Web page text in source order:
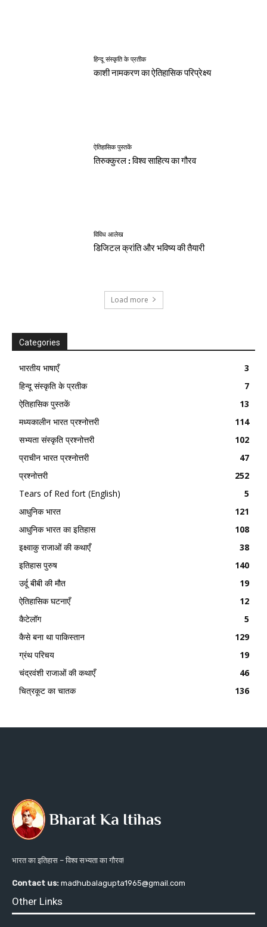
हिन्दू संस्कृति के प्रतीक
काशी नामकरण का ऐतिहासिक परिप्रेक्ष्य
ऐतिहासिक पुस्तकें
तिरुक्कुरल : विश्व साहित्य का गौरव
विविध आलेख
डिजिटल क्रांति और भविष्य की तैयारी
Load more
Categories
भारतीय भाषाएँ
3
हिन्दू संस्कृति के प्रतीक
7
ऐतिहासिक पुस्तकें
13
मध्यकालीन भारत प्रश्नोत्तरी
114
सभ्यता संस्कृति प्रश्नोत्तरी
102
प्राचीन भारत प्रश्नोत्तरी
47
प्रश्नोत्तरी
252
Tears of Red fort (English)
5
आधुनिक भारत
121
आधुनिक भारत का इतिहास
108
इक्ष्वाकु राजाओं की कथाएँ
38
इतिहास पुरुष
140
उर्दू बीबी की मौत
19
ऐतिहासिक घटनाएँ
12
कैटेलॉग
5
कैसे बना था पाकिस्तान
129
ग्रंथ परिचय
19
चंद्रवंशी राजाओं की कथाएँ
46
चित्रकूट का चातक
136
भारत का इतिहास – विश्व सभ्यता का गौरव!
Contact us: madhubalagupta1965@gmail.com
Other Links